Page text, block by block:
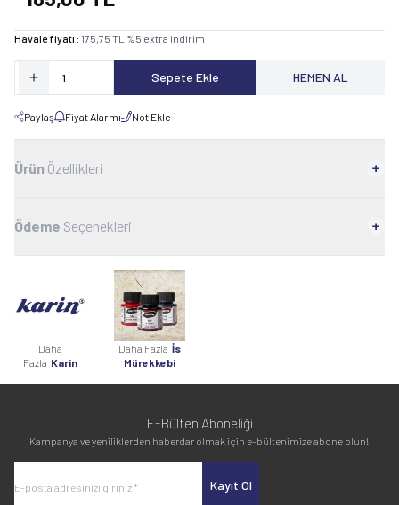
Havale fiyatı : 175,75 TL %5 extra indirim
Sepete Ekle HEMEN AL
Paylaş Fiyat Alarmı Not Ekle
Ürün Özellikleri
Ödeme Seçenekleri
Daha
Fazla Karin
Daha Fazla İs
Mürekkebi
E-Bülten Aboneliği
Kampanya ve yeniliklerden haberdar olmak için e-bültenimize abone olun!
Kayıt Ol